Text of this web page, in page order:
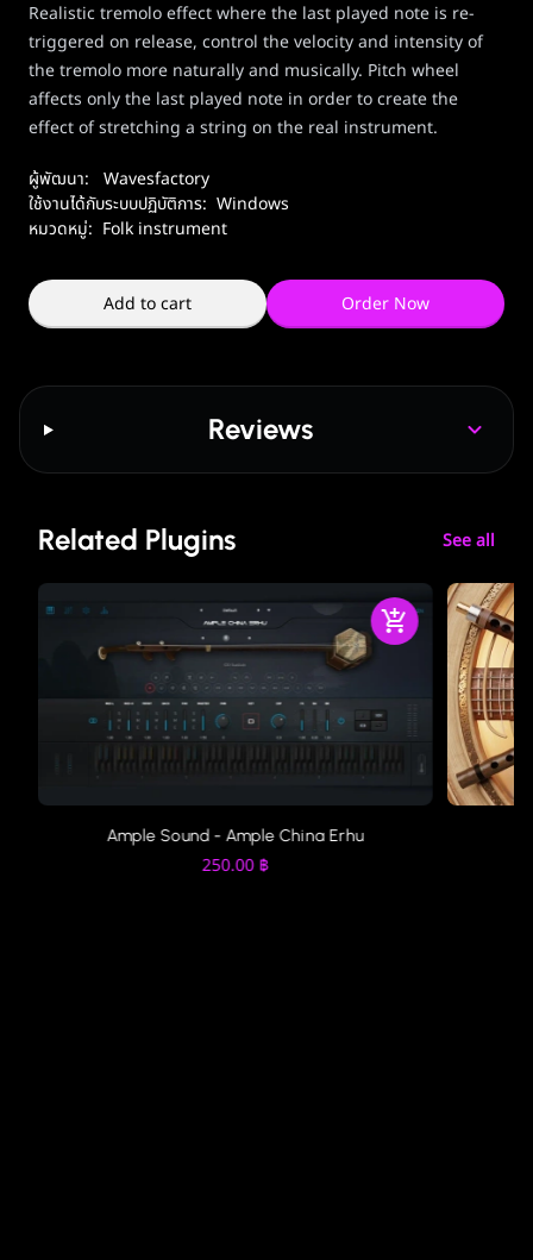
Realistic tremolo effect where the last played note is re-
triggered on release, control the velocity and intensity of
the tremolo more naturally and musically. Pitch wheel
affects only the last played note in order to create the
effect of stretching a string on the real instrument.
ผู้พัฒนา:
Wavesfactory
ใช้งานได้กับระบบปฏิบัติการ: Windows
หมวดหมู่: Folk instrument
Add to cart Order Now
Reviews
Related Plugins See all
Ample Sound - Ample China Erhu
250.00 ฿